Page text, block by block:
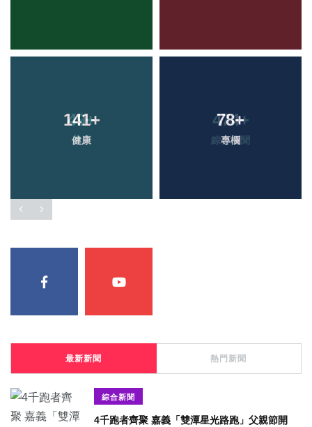
141+
健康
78+
專欄
最新新聞 熱門新聞
綜合新聞
4千跑者齊聚 嘉義「雙潭星光路跑」父親節開